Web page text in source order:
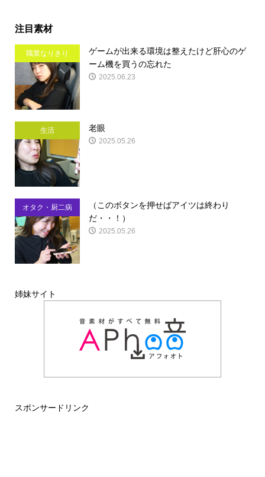
注目素材
職業なりきり
ゲームが出来る環境は整えたけど肝心のゲ
ーム機を買うの忘れた
2025.06.23
生活 老眼
2025.05.26
オタク・厨二病
（このボタンを押せばアイツは終わり
だ・・！）
2025.05.26
姉妹サイト
スポンサードリンク